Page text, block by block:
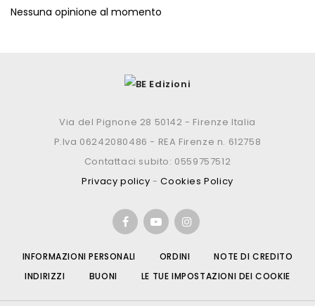
Nessuna opinione al momento
Via del Pignone 28 50142 - Firenze Italia
P.Iva 06242080486 - REA Firenze n. 612758
Contattaci subito: 0559757512
Privacy policy -Cookies Policy
INFORMAZIONI PERSONALI ORDINI
NOTE DI CREDITO
INDIRIZZI
BUONI LE TUE IMPOSTAZIONI DEI COOKIE